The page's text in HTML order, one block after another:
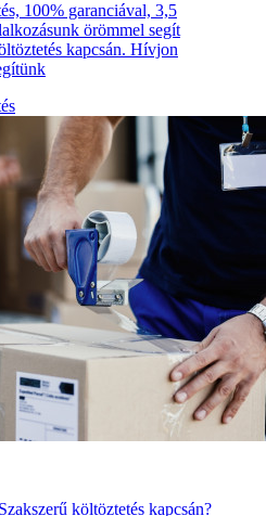
100% garanciával, 3,5
örömmel segít
kapcsán. Hívjon
költöztetés kapcsán?